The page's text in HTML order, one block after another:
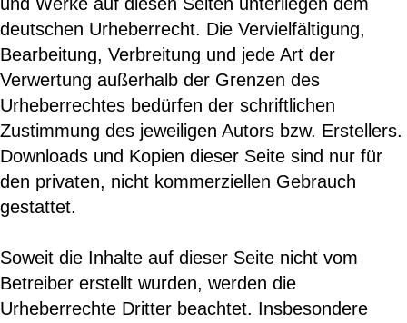
deutschen Urheberrecht. Die Vervielfältigung,
Bearbeitung, Verbreitung und jede Art der
Verwertung außerhalb der Grenzen des
Urheberrechtes bedürfen der schriftlichen
Zustimmung des jeweiligen Autors bzw. Erstellers.
Downloads und Kopien dieser Seite sind nur für
den privaten, nicht kommerziellen Gebrauch
gestattet.
Soweit die Inhalte auf dieser Seite nicht vom
Betreiber erstellt wurden, werden die
Urheberrechte Dritter beachtet. Insbesondere